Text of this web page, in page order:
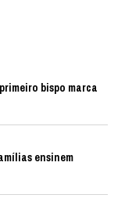
bispo marca
ensinem